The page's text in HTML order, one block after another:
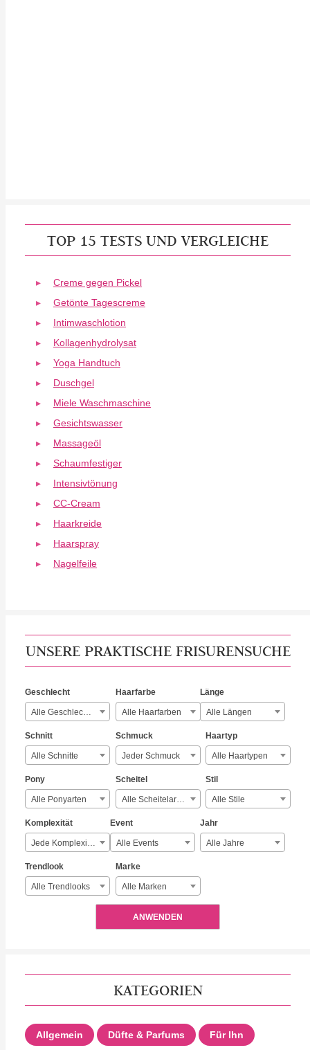
TOP 15 TESTS UND VERGLEICHE
Creme gegen Pickel
Getönte Tagescreme
Intimwaschlotion
Kollagenhydrolysat
Yoga Handtuch
Duschgel
Miele Waschmaschine
Gesichtswasser
Massageöl
Schaumfestiger
Intensivtönung
CC-Cream
Haarkreide
Haarspray
Nagelfeile
UNSERE PRAKTISCHE FRISURENSUCHE
Geschlecht
Alle Geschlechter
Haarfarbe
Alle Haarfarben
Länge
Alle Längen
Schnitt
Alle Schnitte
Schmuck
Jeder Schmuck
Haartyp
Alle Haartypen
Pony
Alle Ponyarten
Scheitel
Alle Scheitelarten
Stil
Alle Stile
Komplexität
Jede Komplexität
Event
Alle Events
Jahr
Alle Jahre
Trendlook
Alle Trendlooks
Marke
Alle Marken
ANWENDEN
KATEGORIEN
Allgemein Düfte & Parfums Für Ihn